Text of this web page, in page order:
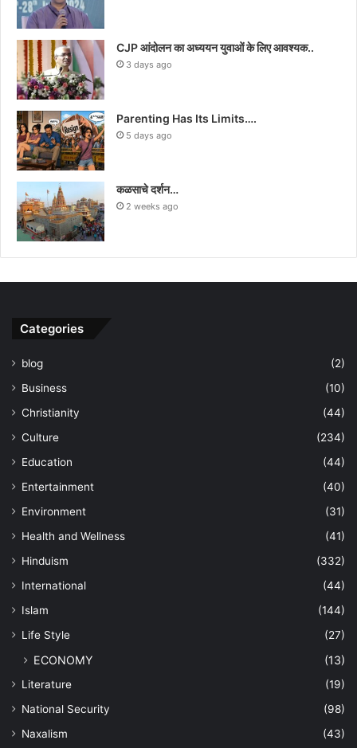
CJP आंदोलन का अध्ययन युवाओं के लिए आवश्यक..
3 days ago
Parenting Has Its Limits….
5 days ago
कळसाचे दर्शन…
2 weeks ago
Categories
blog
(2)
Business
(10)
Christianity
(44)
Culture
(234)
Education
(44)
Entertainment
(40)
Environment
(31)
Health and Wellness
(41)
Hinduism
(332)
International
(44)
Islam
(144)
Life Style
(27)
ECONOMY (13)
Literature
(19)
National Security
(98)
Naxalism
(43)